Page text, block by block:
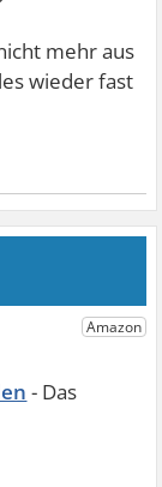
mehr aus
wieder fast